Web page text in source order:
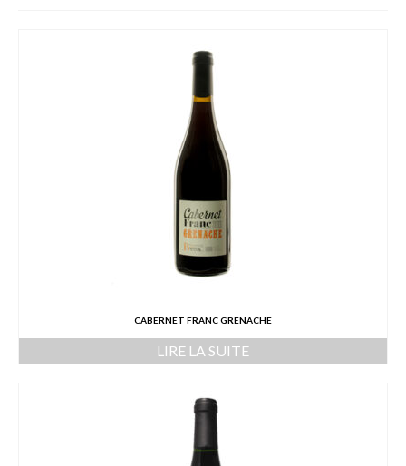
CABERNET FRANC GRENACHE
LIRE LA SUITE